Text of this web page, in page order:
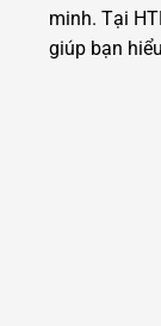
minh. Tại
giúp bạn